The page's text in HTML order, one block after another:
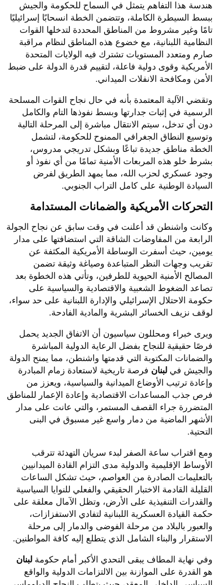
هندسة هذا التفاهم يتمثل في السماح للحكومة والجيش
ببسط السيطرة الكاملة، وتتضمن الخطة انسحابًا إسرائيليًا
تامًا وغير مشروط من المناطق المحددة لتدخلها القوات
النظامية اللبنانية، مع خضوع هذه المناطق لنظام مراقبة
صارم ومتعدد المستويات تشترك فيه الولايات المتحدة
الأمريكية وقوى دولية فاعلة، لتقييم قدرة الدولة على ضبط
الأمن ومكافحة الانفلات الميداني.
​وتقضي الآلية المعتمدة بأنه في حال نجاح القوات المسلحة
الرسمية في إثبات جدارتها وبسط نفوذها التام والكامل
دون أي تدخل، سيتم الانتقال مباشرة إلى المرحلة التالية
وتوسيع النطاق الجغرافي الممنوح للحكومة، لتشمل
الخطة مناطق جديدة تباعًا وبشكل تدريجي مدروس،
بشرط خلو هذه المربعات الأمنية تمامًا من أي نفوذ أو
وجود عسكري لحزب الله، مما يمهد الطريق لفرض
السيادة الوطنية على كامل التراب الجنوبي.
التحركات الأمريكية والضمانات المستدامة
​وكانت واشنطن قد أعلنت في وقت سابق عن نجاح الجولة
الرابعة من المفاوضات الشاقة التي استضافتها على مدار
يومين، حيث أسفرت الوساطة الأمريكية المكثفة عن
تقريب وجهات النظر المتباعدة وصياغة وثيقة تضمن
المصالح الأمنية الحيوية للطرفين، وتأتي هذه الخطوة بعد
تصاعد الضغوط الشعبية والاقتصادية والسياسية على
حكومة الاحتلال الإسرائيلي والإدارة اللبنانية على حد سواء،
لوقف نزيف الخسائر البشرية والمادية الفادحة.
​ويرى خبراء ومحللون سياسيون أن الاتفاق الجديد يحمل
فرصًا حقيقية للنجاح بفضل الرعاية الدولية المباشرة
والضمانات المكتوبة التي قدمتها واشنطن، مما يمنح الدولة
والجيش في لبنان فرصة تاريخية لاستعادة زمام المبادرة
وإعادة ترتيب الأوضاع الميدانية والسياسية، ويعزز من
فرص جذب المساعدات الاقتصادية وإعادة الإعمار للمناطق
المتضررة جراء القصف المستمر، والتي عانت على مدار
الأشهر الماضية من دمار واسع غير مسبوق في البنى
التحتية.
​ومع اقتراب ساعة الصفر لبدء سريان التهدئة تترقب
الأوساط الإقليمية والدولية مدى التزام القادة الميدانيين
بالتعليمات الصادرة من العواصم، حيث تشكل الساعات
القليلة القادمة الاختبار الحقيقي والفعلي للنوايا السياسية
والقدرات التنفيذية على الأرض، وتظل الآمال معلقة على
حكمة القيادة العسكرية اللبنانية لتفادي الاستفزازات،
والعبور بالبلاد من مرحلة الفوضى والدمار إلى مرحلة
الاستقرار والبناء الشامل الذي يتطلع إليه كافة المواطنين.
​وفي نهاية المطاف يبقى التحدي الأكبر أمام حكومة لبنان
هو القدرة على الموازنة بين الالتزامات الدولية والواقع